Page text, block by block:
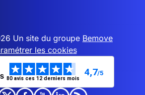
Un site du groupe Bemove
les cookies
80 avis ces 12 derniers mois
4,7/5